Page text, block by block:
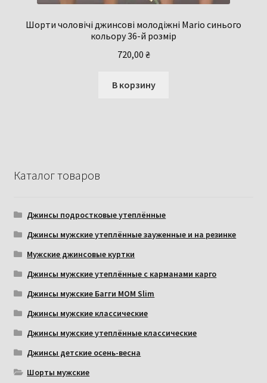
Шорти чоловічі джинсові молодіжні Mario синього
кольору 36-й розмір
720,00 ₴
В корзину
Каталог товаров
Джинсы подростковые утеплённые
Джинсы мужские утеплённые зауженные и на резинке
Мужские джинсовые куртки
Джинсы мужские утеплённые с карманами карго
Джинсы мужские Багги МОМ Slim
Джинсы мужские классические
Джинсы мужские утеплённые классические
Джинсы детские осень-весна
Шорты мужские